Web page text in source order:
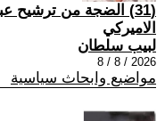
(31) الضجة من ترشيح
الاميركي
لبيب سلطان
2026 / 8 / 8
مواضيع وابحاث سياسية